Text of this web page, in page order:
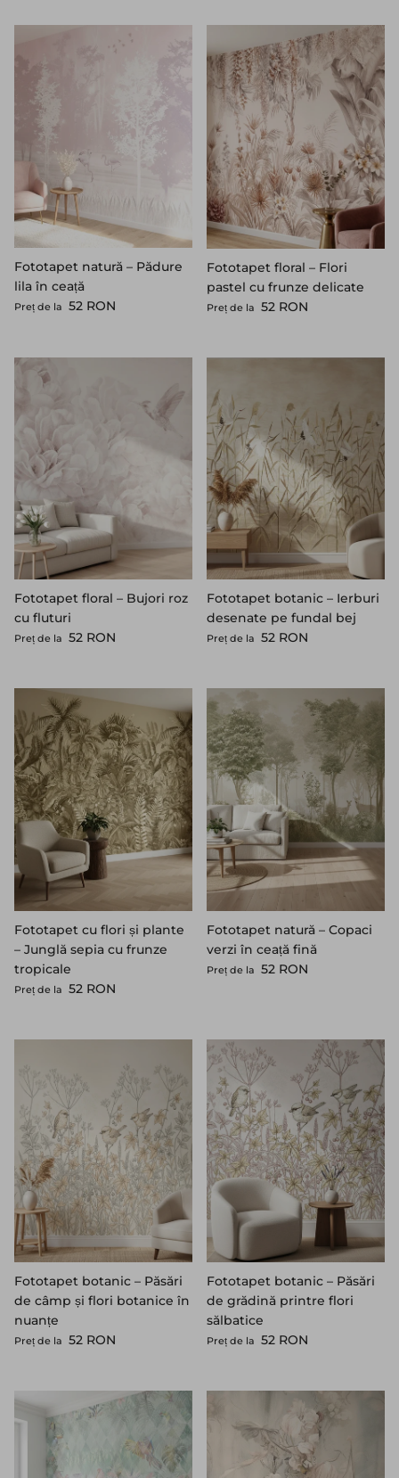
Fototapet natură – Pădure
lila în ceață
Preț standard
Preț de la 52 RON
Fototapet floral – Flori
pastel cu frunze delicate
Preț standard
Preț de la 52 RON
Fototapet floral – Bujori roz
cu fluturi
Preț standard
Preț de la 52 RON
Fototapet botanic – Ierburi
desenate pe fundal bej
Preț standard
Preț de la 52 RON
Fototapet cu flori și plante
– Junglă sepia cu frunze
tropicale
Preț standard
Preț de la 52 RON
Fototapet natură – Copaci
verzi în ceață fină
Preț standard
Preț de la 52 RON
Fototapet botanic – Păsări
de câmp și flori botanice în
nuanțe
Preț standard
Preț de la 52 RON
Fototapet botanic – Păsări
de grădină printre flori
sălbatice
Preț standard
Preț de la 52 RON